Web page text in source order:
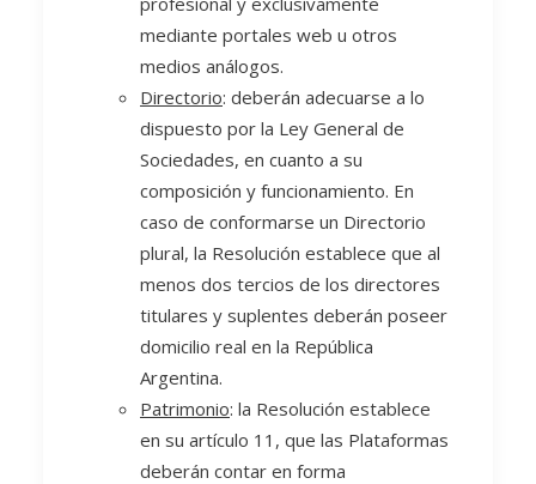
mediante portales web u otros
medios análogos.
Directorio: deberán adecuarse a lo
dispuesto por la Ley General de
Sociedades, en cuanto a su
composición y funcionamiento. En
caso de conformarse un Directorio
plural, la Resolución establece que al
menos dos tercios de los directores
titulares y suplentes deberán poseer
domicilio real en la República
Argentina.
Patrimonio: la Resolución establece
en su artículo 11, que las Plataformas
deberán contar en forma